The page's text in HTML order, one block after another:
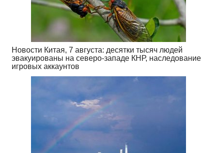
Новости Китая, 7 августа: десятки тысяч людей
эвакуированы на северо-западе КНР, наследование
игровых аккаунтов